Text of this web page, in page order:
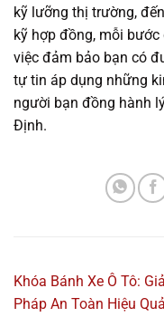
kỹ lưỡng thị trường,
kỹ hợp đồng, mỗi
việc đảm bảo bạn có
tự tin áp dụng những
người bạn đồng hành
Định.
Khóa Bánh Xe Ô Tô:
Pháp An Toàn Hiệu Quả